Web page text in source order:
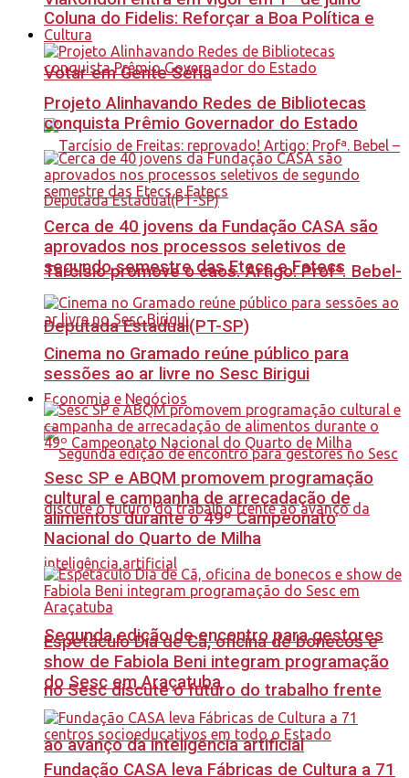
Coluna do Fidelis: Reforçar a Boa Política e
Votar em Gente Séria
Tarcísio promove o caos. Artigo: Profª. Bebel-
Deputada Estadual(PT-SP)
Economia e Negócios
Segunda edição de encontro para gestores
no Sesc discute o futuro do trabalho frente
ao avanço da inteligência artificial
Cultura
Projeto Alinhavando Redes de Bibliotecas
conquista Prêmio Governador do Estado
Cerca de 40 jovens da Fundação CASA são
aprovados nos processos seletivos de
segundo semestre das Etecs e Fatecs
Cinema no Gramado reúne público para
sessões ao ar livre no Sesc Birigui
Sesc SP e ABQM promovem programação
cultural e campanha de arrecadação de
alimentos durante o 49º Campeonato
Nacional do Quarto de Milha
Espetáculo Dia de Cã, oficina de bonecos e
show de Fabiola Beni integram programação
do Sesc em Araçatuba
Fundação CASA leva Fábricas de Cultura a 71